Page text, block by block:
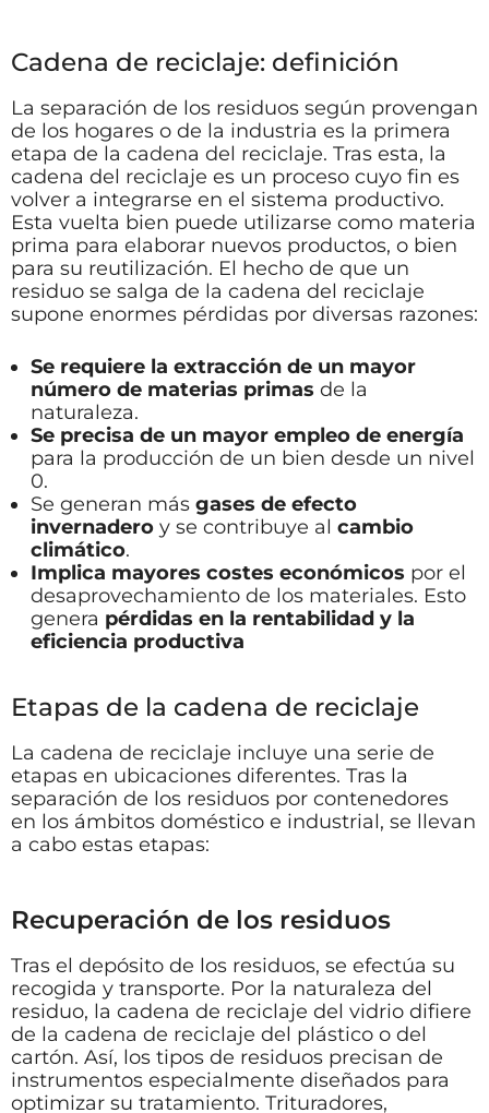
Cadena de reciclaje: definición
La separación de los residuos según provengan
de los hogares o de la industria es la primera
etapa de la cadena del reciclaje. Tras esta, la
cadena del reciclaje es un proceso cuyo fin es
volver a integrarse en el sistema productivo.
Esta vuelta bien puede utilizarse como materia
prima para elaborar nuevos productos, o bien
para su reutilización. El hecho de que un
residuo se salga de la cadena del reciclaje
supone enormes pérdidas por diversas razones:
Se requiere la extracción de un mayor
número de materias primas de la
naturaleza.
Se precisa de un mayor empleo de energía
para la producción de un bien desde un nivel
0.
Se generan más gases de efecto
invernadero y se contribuye al cambio
climático.
Implica mayores costes económicos por el
desaprovechamiento de los materiales. Esto
genera pérdidas en la rentabilidad y la
eficiencia productiva
Etapas de la cadena de reciclaje
La cadena de reciclaje incluye una serie de
etapas en ubicaciones diferentes. Tras la
separación de los residuos por contenedores
en los ámbitos doméstico e industrial, se llevan
a cabo estas etapas:
Recuperación de los residuos
Tras el depósito de los residuos, se efectúa su
recogida y transporte. Por la naturaleza del
residuo, la cadena de reciclaje del vidrio difiere
de la cadena de reciclaje del plástico o del
cartón. Así, los tipos de residuos precisan de
instrumentos especialmente diseñados para
optimizar su tratamiento. Trituradores,